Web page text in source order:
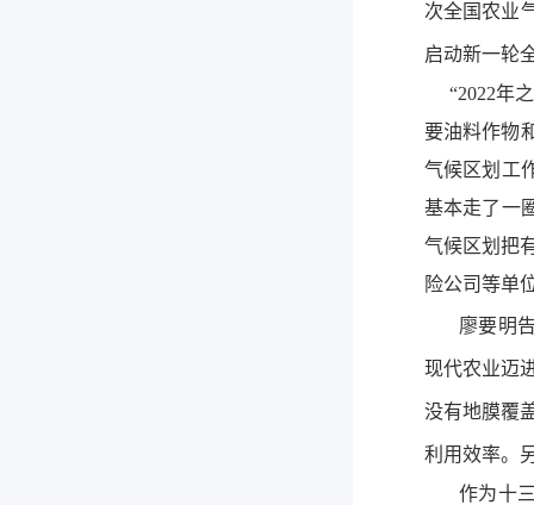
次全国农业
启动新一轮
“2022年之
要油料作物
气候区划工
基本走了一
气候区划把
险公司等单
廖要明告
现代农业迈
没有地膜覆
利用效率。
作为十三